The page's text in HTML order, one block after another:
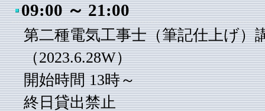
09:00 ～ 21:00
第二種電気工事士（筆記仕上げ）
（2023.6.28W）
開始時間 13時～
終日貸出禁止